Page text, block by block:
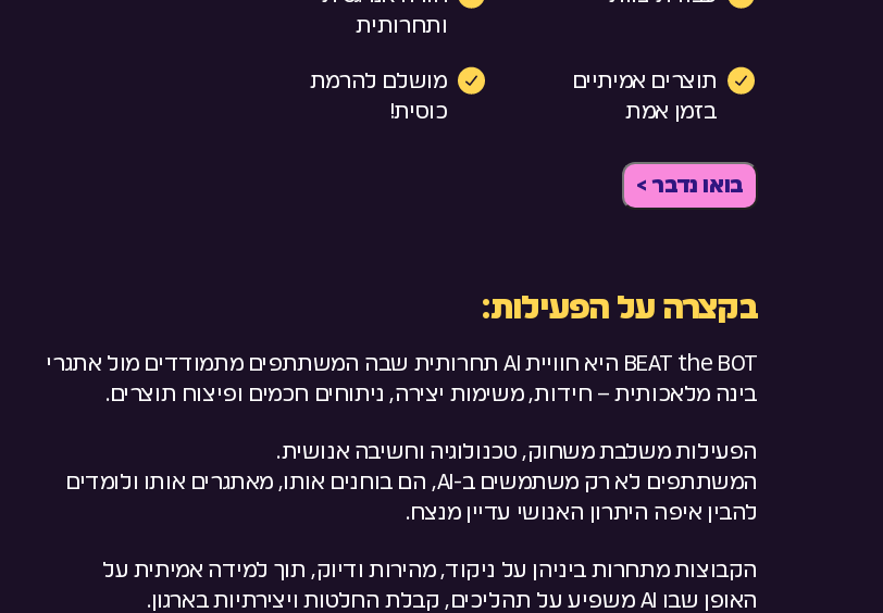
ותחרותית
תוצרים אמיתיים
בזמן אמת
מושלם להרמת
כוסית!
בואו נדבר >
בקצרה על הפעילות:
BEAT the BOT היא חוויית AI תחרותית שבה המשתתפים מתמודדים מול אתגרי
בינה מלאכותית – חידות, משימות יצירה, ניתוחים חכמים ופיצוח תוצרים.
הפעילות משלבת משחוק, טכנולוגיה וחשיבה אנושית.
המשתתפים לא רק משתמשים ב-AI, הם בוחנים אותו, מאתגרים אותו ולומדים
להבין איפה היתרון האנושי עדיין מנצח.
הקבוצות מתחרות ביניהן על ניקוד, מהירות ודיוק, תוך למידה אמיתית על
האופן שבו AI משפיע על תהליכים, קבלת החלטות ויצירתיות בארגון.